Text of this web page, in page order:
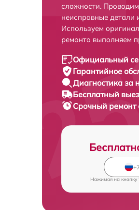
сложности.
неисправные детали
Используем
ремонта выполняем
Официальный
Гарантийное
Диагностика за
Бесплатный
Срочный ремонт
Нажимая на кнопку